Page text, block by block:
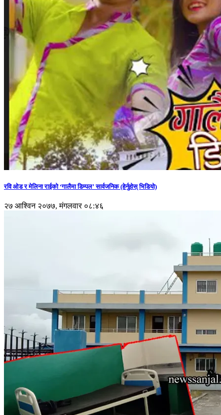
रवि ओड र मेलिना राईको ‘गालैमा डिम्पल’ सार्वजनिक (हेर्नुहोस् भिडियो)
२७ आश्विन २०७७, मंगलवार ०८:४६